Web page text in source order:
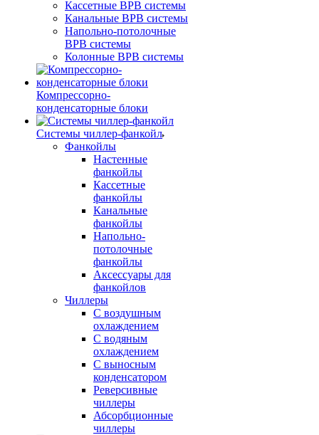
Кассетные ВРВ системы
Канальные ВРВ системы
Напольно-потолочные
ВРВ системы
Колонные ВРВ системы
Компрессорно-
конденсаторные блоки
Системы чиллер-фанкойл
Фанкойлы
Настенные
фанкойлы
Кассетные
фанкойлы
Канальные
фанкойлы
Напольно-
потолочные
фанкойлы
Аксессуары для
фанкойлов
Чиллеры
С воздушным
охлаждением
С водяным
охлаждением
С выносным
конденсатором
Реверсивные
чиллеры
Абсорбционные
чиллеры